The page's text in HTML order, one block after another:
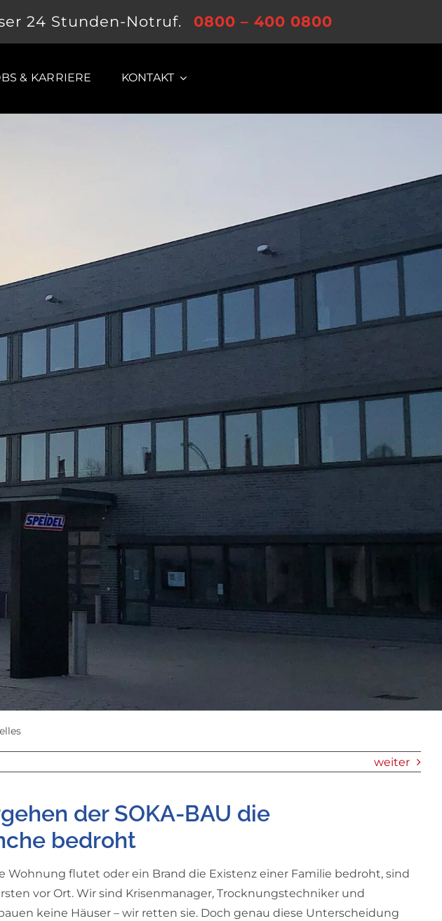
24 Stunden-Notruf. 0800 – 400 0800
& KARRIERE KONTAKT
weiter
der SOKA-BAU die
bedroht
Wohnung flutet oder ein Brand die Existenz einer Familie bedroht, sind
vor Ort. Wir sind Krisenmanager, Trocknungstechniker und
keine Häuser – wir retten sie. Doch genau diese Unterscheidung